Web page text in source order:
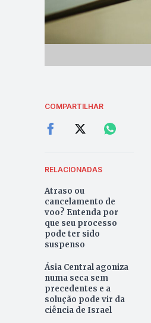
COMPARTILHAR
RELACIONADAS
Atraso ou
cancelamento de
voo? Entenda por
que seu processo
pode ter sido
suspenso
Ásia Central agoniza
numa seca sem
precedentes e a
solução pode vir da
ciência de Israel